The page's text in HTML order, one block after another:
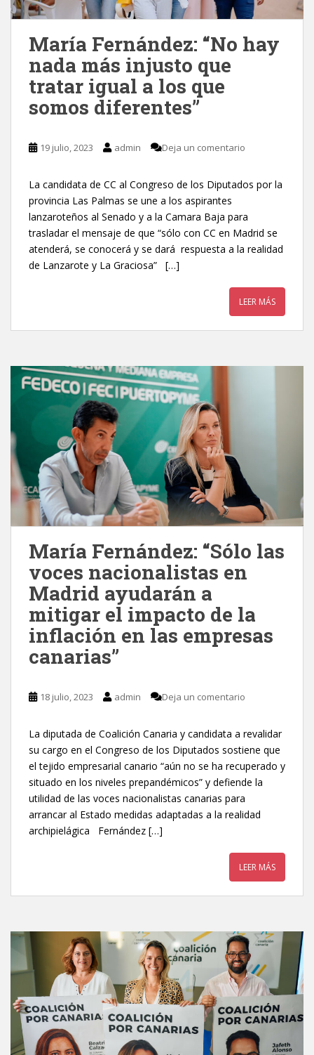
María Fernández: “No hay
nada más injusto que
tratar igual a los que
somos diferentes”
19 julio, 2023 admin Deja un comentario
La candidata de CC al Congreso de los Diputados por la
provincia Las Palmas se une a los aspirantes
lanzaroteños al Senado y a la Camara Baja para
trasladar el mensaje de que “sólo con CC en Madrid se
atenderá, se conocerá y se dará respuesta a la realidad
de Lanzarote y La Graciosa” […]
LEER MÁS
María Fernández: “Sólo las
voces nacionalistas en
Madrid ayudarán a
mitigar el impacto de la
inflación en las empresas
canarias”
18 julio, 2023 admin Deja un comentario
La diputada de Coalición Canaria y candidata a revalidar
su cargo en el Congreso de los Diputados sostiene que
el tejido empresarial canario “aún no se ha recuperado y
situado en los niveles prepandémicos” y defiende la
utilidad de las voces nacionalistas canarias para
arrancar al Estado medidas adaptadas a la realidad
archipielágica Fernández […]
LEER MÁS